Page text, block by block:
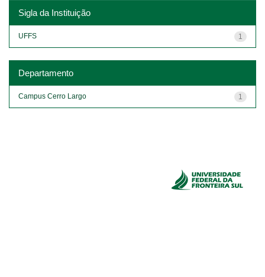
Sigla da Instituição
1
UFFS
Departamento
1
Campus Cerro Largo